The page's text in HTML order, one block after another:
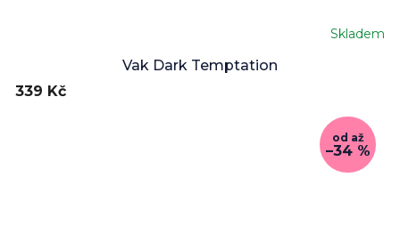
Vak Dark Temptation
Skladem
339 Kč
od až
–34 %